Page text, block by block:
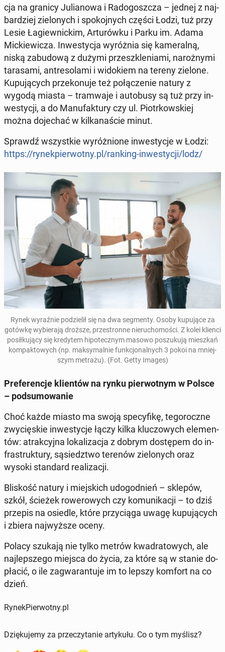
cja na granicy Ju­lia­no­wa i Ra­do­gosz­cza – jednej z naj­
bar­dziej zie­lo­nych i spo­koj­nych części Łodzi, tuż przy
Lesie Ła­giew­nic­kim, Ar­tu­rów­ku i Parku im. Adama
Mic­kie­wi­cza. In­we­sty­cja wy­róż­nia się ka­me­ral­ną,
niską za­bu­do­wą z dużymi prze­szkle­nia­mi, na­roż­ny­mi
ta­ra­sa­mi, an­tre­so­la­mi i wi­do­kiem na tereny zielone.
Ku­pu­ją­cych prze­ko­nu­je też po­łą­cze­nie natury z
wygodą miasta – tram­wa­je i au­to­bu­sy są tuż przy in­
we­sty­cji, a do Ma­nu­fak­tu­ry czy ul. Piotr­kow­skiej
można do­je­chać w kil­ka­na­ście minut.
Sprawdź wszyst­kie wy­róż­nio­ne in­we­sty­cje w Łodzi:
https://ry­nek­pier­wot­ny.pl/ranking-in­we­sty­cji/lodz/
Rynek wy­raź­nie po­dzie­lił się na dwa seg­men­ty. Osoby ku­pu­ją­ce za
gotówkę wy­bie­ra­ją droższe, prze­stron­ne nie­ru­cho­mo­ści. Z kolei klienci
po­sił­ku­ją­cy się kre­dy­tem hi­po­tecz­nym masowo po­szu­ku­ją miesz­kań
kom­pak­to­wych (np. mak­sy­mal­nie funk­cjo­nal­nych 3 pokoi na mniej­
szym metrażu). (Fot. Getty Images)
Pre­fe­ren­cje klien­tów na rynku pier­wot­nym w Polsce
– pod­su­mo­wa­nie
Choć każde miasto ma swoją spe­cy­fi­kę, te­go­rocz­ne
zwy­cię­skie in­we­sty­cje łączy kilka klu­czo­wych ele­men­
tów: atrak­cyj­na lo­ka­li­za­cja z dobrym do­stę­pem do in­
fra­struk­tu­ry, są­siedz­two terenów zie­lo­nych oraz
wysoki stan­dard re­ali­za­cji.
Bli­skość natury i miej­skich udo­god­nień – sklepów,
szkół, ścieżek ro­we­ro­wych czy ko­mu­ni­ka­cji – to dziś
przepis na osiedle, które przy­cią­ga uwagę ku­pu­ją­cych
i zbiera naj­wyż­sze oceny.
Polacy szukają nie tylko metrów kwa­dra­to­wych, ale
naj­lep­sze­go miejsca do życia, za które są w stanie do­
pła­cić, o ile za­gwa­ran­tu­je im to lepszy komfort na co
dzień.
RynekPierwotny.pl
Dziękujemy za przeczytanie artykułu. Co o tym myślisz?